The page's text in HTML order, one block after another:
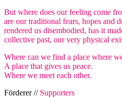
But where does our feeling come
are our traditional fears, hopes and
rendered us disembodied, has it
collective past, our very physical
Where can we find a place where
A place that gives us peace.
Where we meet each other.
Förderer // Supporters